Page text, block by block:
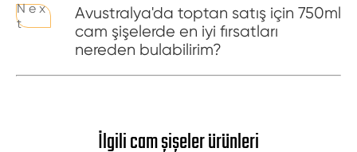
N e x
t
Avustralya'da toptan satış için 750ml
cam şişelerde en iyi fırsatları
nereden bulabilirim?
İlgili cam şişeler ürünleri